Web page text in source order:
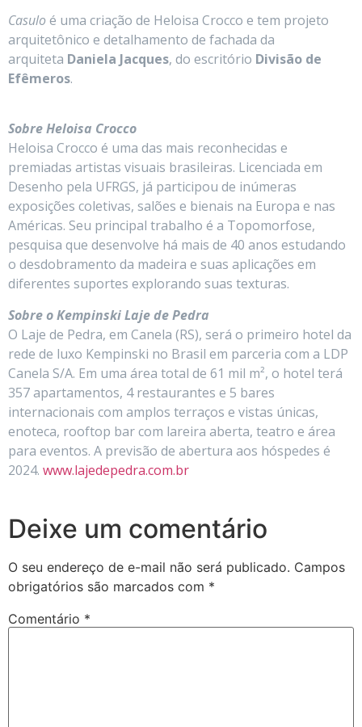
Casuloé uma criação de Heloisa Crocco e tem projeto
arquitetônico e detalhamento de fachada da
arquiteta Daniela Jacques, do escritório Divisão de
Efêmeros.
Sobre Heloisa Crocco
Heloisa Crocco é uma das mais reconhecidas e
premiadas artistas visuais brasileiras. Licenciada em
Desenho pela UFRGS, já participou de inúmeras
exposições coletivas, salões e bienais na Europa e nas
Américas. Seu principal trabalho é a Topomorfose,
pesquisa que desenvolve há mais de 40 anos estudando
o desdobramento da madeira e suas aplicações em
diferentes suportes explorando suas texturas.
Sobre o Kempinski Laje de Pedra
O Laje de Pedra, em Canela (RS), será o primeiro hotel da
rede de luxo Kempinski no Brasil em parceria com a LDP
Canela S/A. Em uma área total de 61 mil m², o hotel terá
357 apartamentos, 4 restaurantes e 5 bares
internacionais com amplos terraços e vistas únicas,
enoteca, rooftop bar com lareira aberta, teatro e área
para eventos. A previsão de abertura aos hóspedes é
2024. www.lajedepedra.com.br
Deixe um comentário
O seu endereço de e-mail não será publicado. Campos
obrigatórios são marcados com *
Comentário *